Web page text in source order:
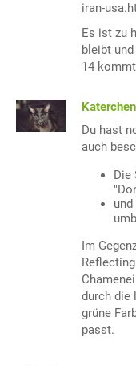
iran-
Es ist zu
bleibt
14
Katerchen
Du hast
auch
Die
Im
durch die
grüne
passt.